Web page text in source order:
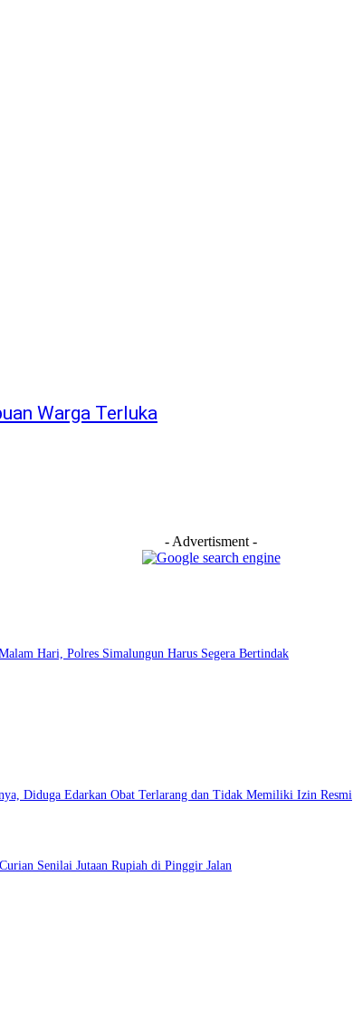
Warga Terluka
- Advertisment -
Hari, Polres Simalungun Harus Segera Bertindak
Diduga Edarkan Obat Terlarang dan Tidak Memiliki Izin Resmi
Senilai Jutaan Rupiah di Pinggir Jalan